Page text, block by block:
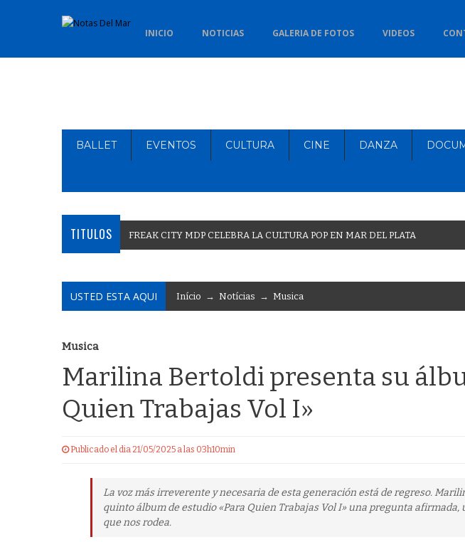
INICIO NOTICIAS GALERIA DE FOTOS VIDEOS
BALLET EVENTOS CULTURA CINE DANZA
TITULOS FREAK CITY MDP CELEBRA LA CULTURA POP EN MAR DEL PLATA
USTED ESTA AQUI Início → Notícias → Musica
Musica
Marilina Bertoldi presenta su
Quien Trabajas Vol I»
Publicado el dia 21/05/2025 a las 03h10min
La voz más irreverente y necesaria de esta generación está de regreso.
quinto álbum de estudio «Para Quien Trabajas Vol I» una pregunta afirmada,
que nos rodea.